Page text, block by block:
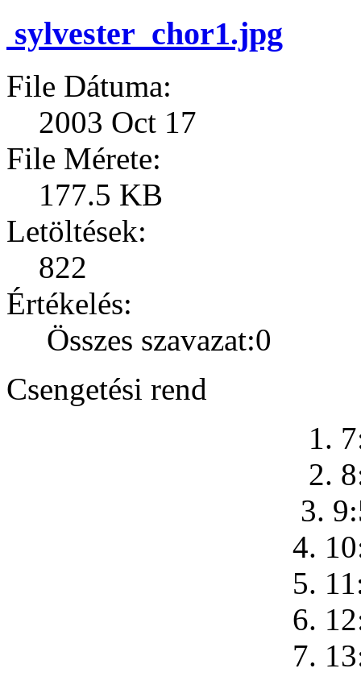
sylvester_chor1.jpg
File Dátuma:
2003 Oct 17
File Mérete:
177.5 KB
Letöltések:
822
Értékelés:
Összes szavazat:0
Csengetési rend
1.
2.
3.
4.
5.
6.
7.